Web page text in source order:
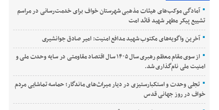
آمادگی موکب‌های هیئات مذهبی شهرستان خواف برای خدمت‌رسانی در مراسم
تشییع پیکر مطهر شهید قائد امت
آخرین واگویه‌های مکتوب شهید مدافع امنیت: امیر صادق جوانشیری
از سوی مقام معظم رهبری سال ۱۴۰۵ سال اقتصاد مقاومتی در سایه وحدت ملی و
امنیت ملی نام‌گذاری شد.
تجلی وحدت و استکبارستیزی در دیار میراث‌های ماندگار؛ حماسه تماشایی مردم
خواف در روز جهانی قدس